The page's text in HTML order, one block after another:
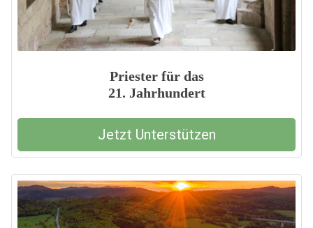
Priester für das
21. Jahrhundert
Jetzt Unterstützen